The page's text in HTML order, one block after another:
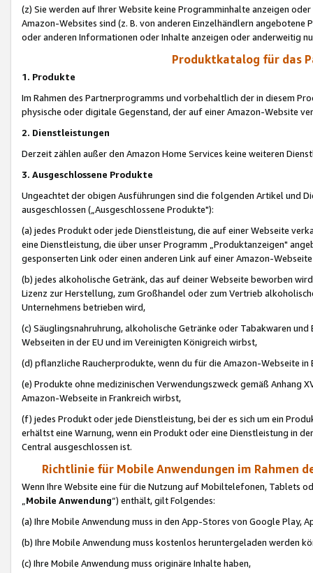
(z) Sie werden auf Ihrer Website keine Programminhalte anzeigen
Amazon-Websites sind (z. B. von anderen Einzelhändlern
oder anderen Informationen oder Inhalte anzeigen oder anderweitig
Produktkatalog für das
1. Produkte
Im Rahmen des Partnerprogramms und vorbehaltlich der in diesem
physische oder digitale Gegenstand, der auf einer Amazon-Website
2. Dienstleistungen
Derzeit zählen außer den Amazon Home Services keine weiteren
3. Ausgeschlossene Produkte
Ungeachtet der obigen Ausführungen sind die folgenden Artikel und
ausgeschlossen („Ausgeschlossene Produkte"):
(a) jedes Produkt oder jede Dienstleistung, die auf einer Webseite
eine Dienstleistung, die über unser Programm „Produktanzeigen"
gesponserten Link oder einen anderen Link auf einer Amazon-
(b) jedes alkoholische Getränk, das auf deiner Webseite beworben
Lizenz zur Herstellung, zum Großhandel oder zum Vertrieb
Unternehmens betrieben wird,
(c) Säuglingsnahruhrung, alkoholische Getränke oder Tabakwaren
Webseiten in der EU und im Vereinigten Königreich wirbst,
(d) pflanzliche Raucherprodukte, wenn du für die Amazon-Webseite in
(e) Produkte ohne medizinischen Verwendungszweck gemäß Anhang
Amazon-Webseite in Frankreich wirbst,
(f) jedes Produkt oder jede Dienstleistung, bei der es sich um ein
erhältst eine Warnung, wenn ein Produkt oder eine Dienstleistung in
Central ausgeschlossen ist.
Richtlinie für Mobile Anwendungen im Rahmen
Wenn Ihre Website eine für die Nutzung auf Mobiltelefonen, Tablets
„Mobile Anwendung“) enthält, gilt Folgendes:
(a) Ihre Mobile Anwendung muss in den App-Stores von Google Play,
(b) Ihre Mobile Anwendung muss kostenlos heruntergeladen werden
(c) Ihre Mobile Anwendung muss originäre Inhalte haben,